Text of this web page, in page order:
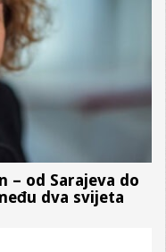
– od Sarajeva do
dva svijeta